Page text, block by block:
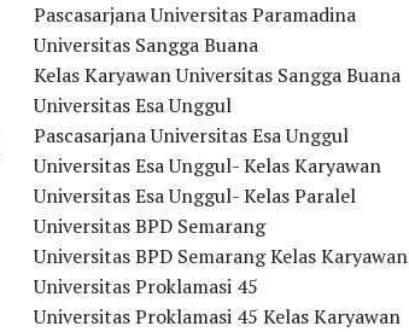
Pascasarjana Universitas Paramadina
Universitas Sangga Buana
Kelas Karyawan Universitas Sangga Buana
Universitas Esa Unggul
Pascasarjana Universitas Esa Unggul
Universitas Esa Unggul- Kelas Karyawan
Universitas Esa Unggul- Kelas Paralel
Universitas BPD Semarang
Universitas BPD Semarang Kelas Karyawan
Universitas Proklamasi 45
Universitas Proklamasi 45 Kelas Karyawan